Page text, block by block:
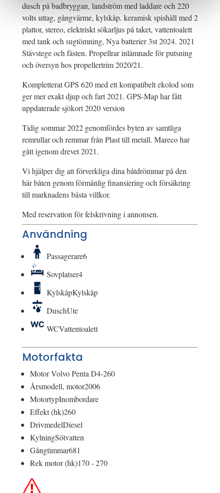
dusch på badbryggan, landström med laddare och 220
volts uttag, gångvärme, kylskåp. keramisk spishäll med 2
plattor, stereo, elektriskt sökarljus på taket, vattentoalett
med tank och sugtömning, Nya batterier 3st 2024. 2021
Stävstege och fästen. Propellrar inlämnade för putsning
och översyn hos propellertrim 2020/21.
Kompletterat GPS 620 med ett kompatibelt ekolod som
ger mer exakt djup och fart 2021. GPS-Map har fått
uppdaterade sjökort 2020 version
Tidig sommar 2022 genomfördes byten av samtliga
remrullar och remmar från Plast till metall. Mareco har
gått igenom drevet 2021.
Vi hjälper dig att förverkliga dina båtdrömmar på den
här båten genom förmånlig finansiering och försäkring
till marknadens bästa villkor.
Med reservation för felskrivning i annonsen.
Användning
Passagerare6
Sovplatser4
KylskåpKylskåp
DuschUte
WCVattentoalett
Motorfakta
MotorVolvo Penta D4-260
Årsmodell, motor2006
MotortypInombordare
Effekt (hk)260
DrivmedelDiesel
KylningSötvatten
Gångtimmar681
Rek motor (hk)170 - 270